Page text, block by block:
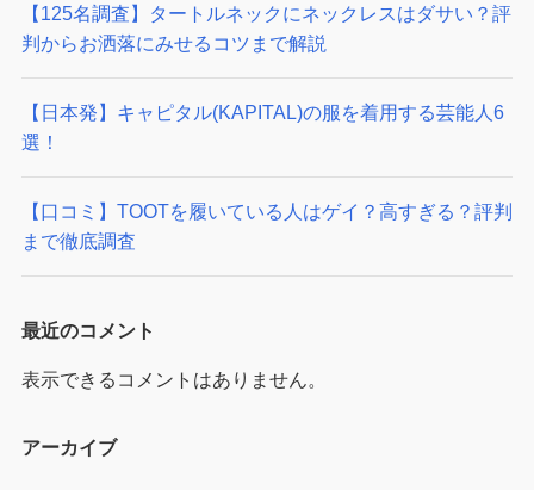
【125名調査】タートルネックにネックレスはダサい？評
判からお洒落にみせるコツまで解説
【日本発】キャピタル(KAPITAL)の服を着用する芸能人6
選！
【口コミ】TOOTを履いている人はゲイ？高すぎる？評判
まで徹底調査
最近のコメント
表示できるコメントはありません。
アーカイブ